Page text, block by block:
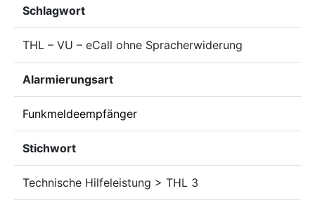
Schlagwort
THL – VU – eCall ohne Spracherwiderung
Alarmierungsart
Funkmeldeempfänger
Stichwort
Technische Hilfeleistung > THL 3